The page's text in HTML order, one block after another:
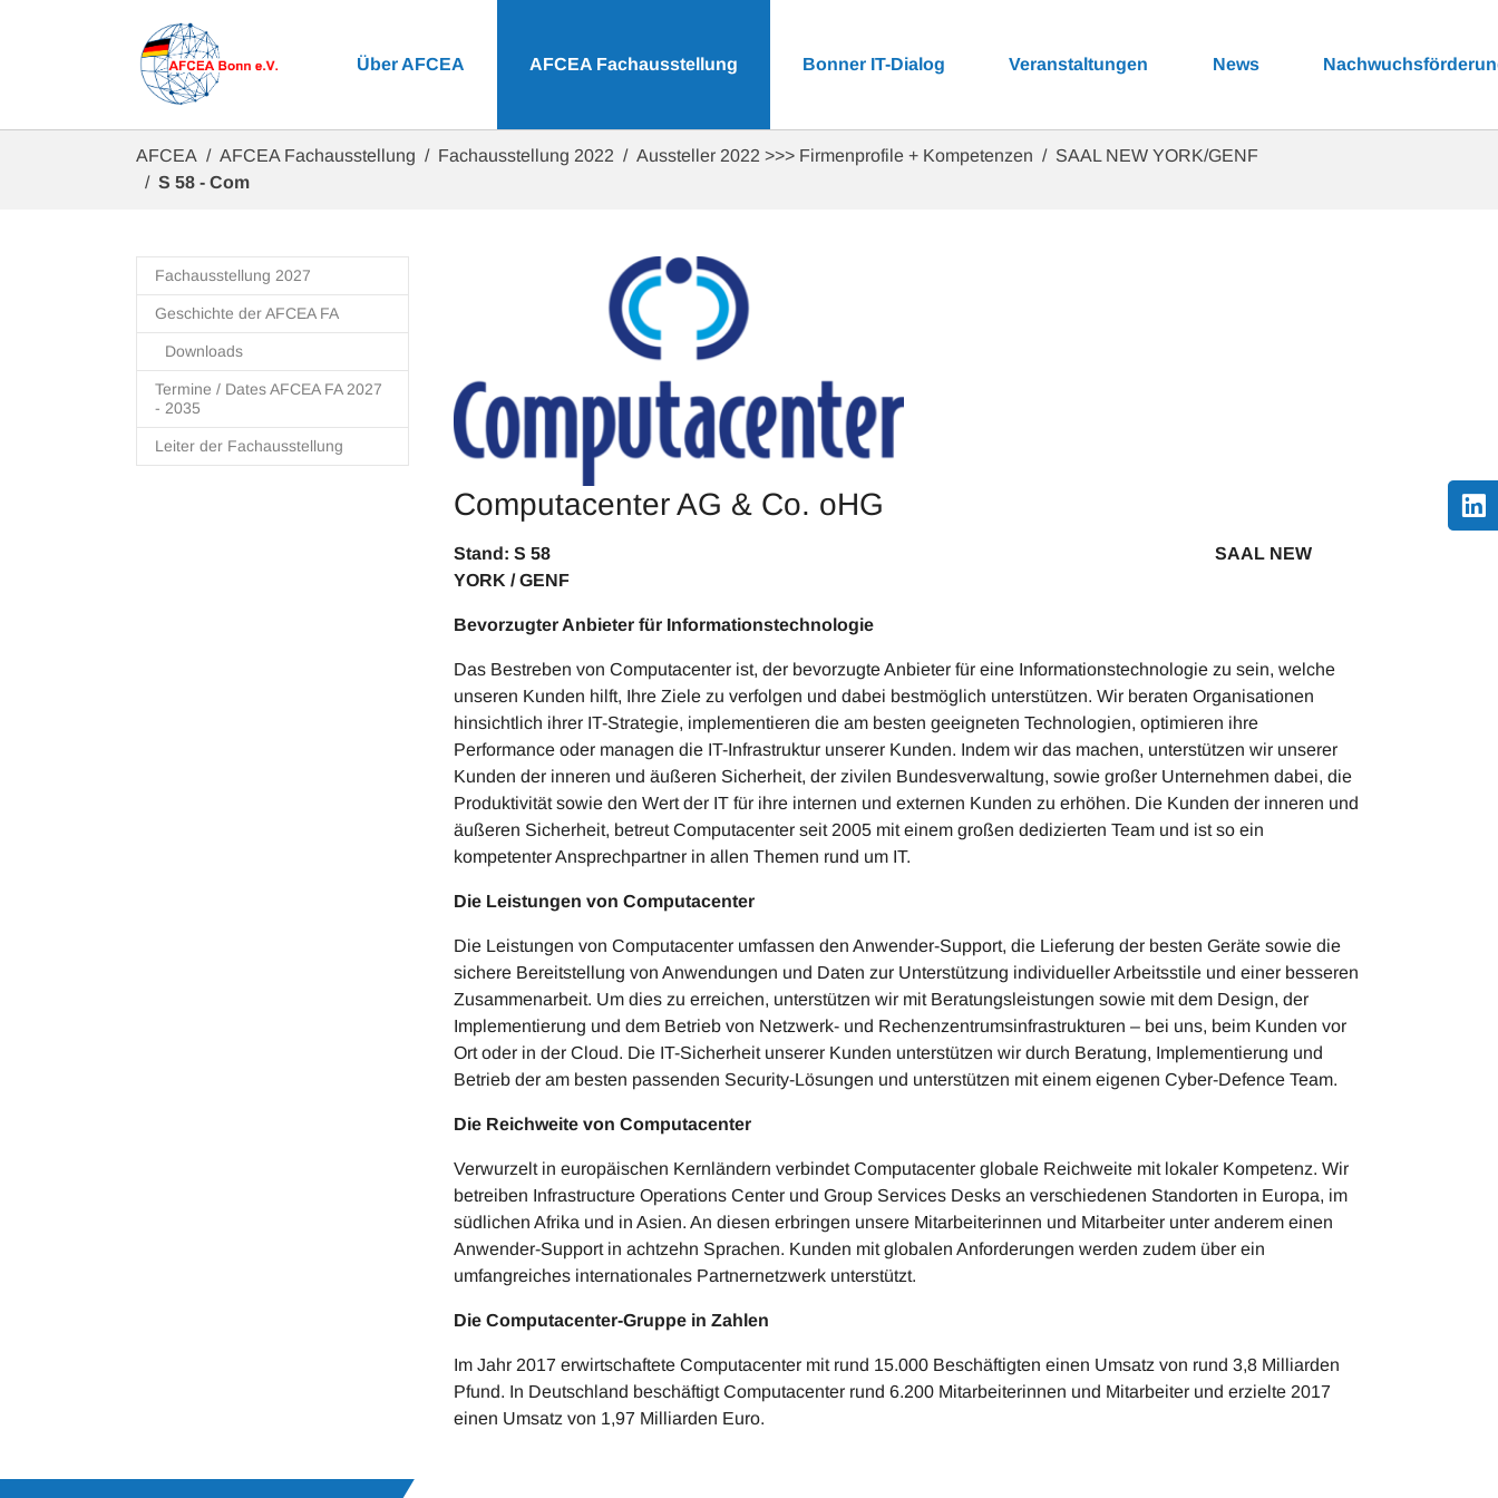
Über AFCEA AFCEA Fachausstellung Bonner IT-Dialog Veranstaltungen News
AFCEA AFCEA Fachausstellung Fachausstellung 2022 Aussteller 2022 >>> Firmenprofile + Kompetenzen
SAAL NEW YORK/GENF
S 58 - Com
Fachausstellung 2027
Geschichte der AFCEA FA
Downloads
Termine / Dates AFCEA FA 2027
- 2035
Leiter der Fachausstellung
Computacenter AG & Co. oHG
Stand: S 58 SAAL NEW
YORK / GENF
Bevorzugter Anbieter für Informationstechnologie
Das Bestreben von Computacenter ist, der bevorzugte Anbieter für eine Informationstechnologie zu sein, welche
unseren Kunden hilft, Ihre Ziele zu verfolgen und dabei bestmöglich unterstützen. Wir beraten Organisationen
hinsichtlich ihrer IT-Strategie, implementieren die am besten geeigneten Technologien, optimieren ihre
Performance oder managen die IT-Infrastruktur unserer Kunden. Indem wir das machen, unterstützen wir unserer
Kunden der inneren und äußeren Sicherheit, der zivilen Bundesverwaltung, sowie großer Unternehmen dabei, die
Produktivität sowie den Wert der IT für ihre internen und externen Kunden zu erhöhen. Die Kunden der inneren und
äußeren Sicherheit, betreut Computacenter seit 2005 mit einem großen dedizierten Team und ist so ein
kompetenter Ansprechpartner in allen Themen rund um IT.
Die Leistungen von Computacenter
Die Leistungen von Computacenter umfassen den Anwender-Support, die Lieferung der besten Geräte sowie die
sichere Bereitstellung von Anwendungen und Daten zur Unterstützung individueller Arbeitsstile und einer besseren
Zusammenarbeit. Um dies zu erreichen, unterstützen wir mit Beratungsleistungen sowie mit dem Design, der
Implementierung und dem Betrieb von Netzwerk- und Rechenzentrumsinfrastrukturen – bei uns, beim Kunden vor
Ort oder in der Cloud. Die IT-Sicherheit unserer Kunden unterstützen wir durch Beratung, Implementierung und
Betrieb der am besten passenden Security-Lösungen und unterstützen mit einem eigenen Cyber-Defence Team.
Die Reichweite von Computacenter
Verwurzelt in europäischen Kernländern verbindet Computacenter globale Reichweite mit lokaler Kompetenz. Wir
betreiben Infrastructure Operations Center und Group Services Desks an verschiedenen Standorten in Europa, im
südlichen Afrika und in Asien. An diesen erbringen unsere Mitarbeiterinnen und Mitarbeiter unter anderem einen
Anwender-Support in achtzehn Sprachen. Kunden mit globalen Anforderungen werden zudem über ein
umfangreiches internationales Partnernetzwerk unterstützt.
Die Computacenter-Gruppe in Zahlen
Im Jahr 2017 erwirtschaftete Computacenter mit rund 15.000 Beschäftigten einen Umsatz von rund 3,8 Milliarden
Pfund. In Deutschland beschäftigt Computacenter rund 6.200 Mitarbeiterinnen und Mitarbeiter und erzielte 2017
einen Umsatz von 1,97 Milliarden Euro.